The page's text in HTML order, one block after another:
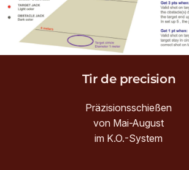
Tir de precision
Präzisionsschießen
von Mai-August
im K.O.-System